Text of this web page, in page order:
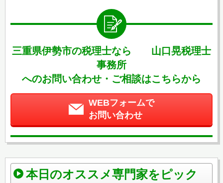
三重県伊勢市の税理士なら 山口晃税理士
事務所
へのお問い合わせ・ご相談はこちらから
WEBフォームで
お問い合わせ
本日のオススメ専門家をピック